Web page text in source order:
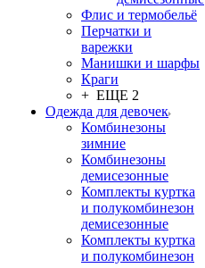
Флис и термобельё
Перчатки и
варежки
Манишки и шарфы
Краги
+ ЕЩЕ 2
Одежда для девочек
Комбинезоны
зимние
Комбинезоны
демисезонные
Комплекты куртка
и полукомбинезон
демисезонные
Комплекты куртка
и полукомбинезон